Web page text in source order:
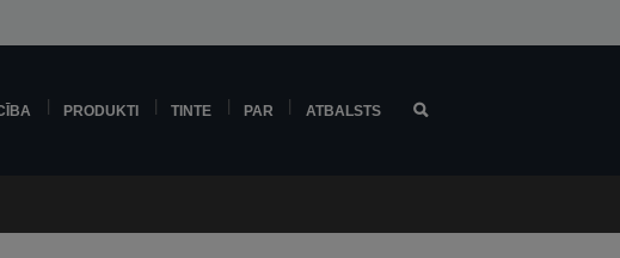
PRODUKTI TINTE PAR ATBALSTS